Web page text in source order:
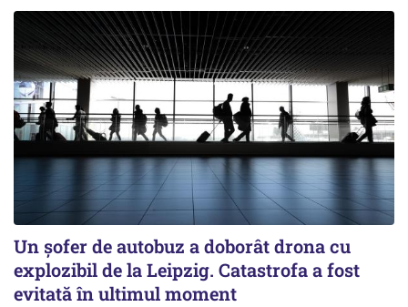
Un șofer de autobuz a doborât drona cu
explozibil de la Leipzig. Catastrofa a fost
evitată în ultimul moment